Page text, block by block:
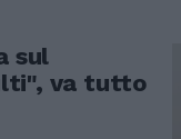
sul
va tutto